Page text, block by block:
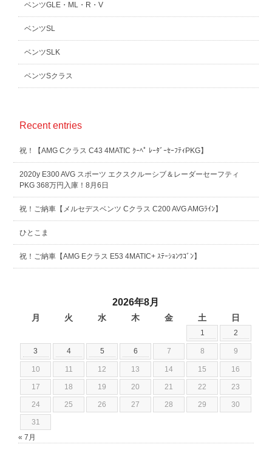
ベンツGLE・ML・R・V
ベンツSL
ベンツSLK
ベンツSクラス
Recent entries
祝！【AMG Cクラス C43 4MATIC ｸｰﾍﾟ ﾚｰﾀﾞｰｾｰﾌﾃｨPKG】
2020y E300 AVG スポーツ エクスクルーシブ＆レーダーセーフティ
PKG 368万円入庫！8月6日
祝！ご納車【メルセデスベンツ Cクラス C200 AVG AMGﾗｲﾝ】
ひとこま
祝！ご納車【AMG Eクラス E53 4MATIC+ ｽﾃｰｼｮﾝﾜｺﾞﾝ】
2026年8月
月 火 水 木 金 土 日
1 2
3 4 5 6 7 8 9
10 11 12 13 14 15 16
17 18 19 20 21 22 23
24 25 26 27 28 29 30
31
« 7月